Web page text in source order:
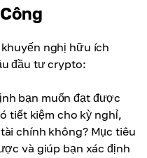
nghị hữu ích
đầu tư crypto:
bạn muốn đạt được
tiết kiệm cho kỳ nghỉ,
chính không? Mục tiêu
và giúp bạn xác định